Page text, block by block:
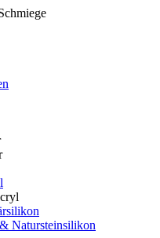
Natursteinsilikon